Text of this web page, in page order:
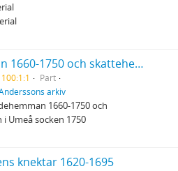
Ödehemman 1660-1750 och skattehemman i Umeå socken 1750
Part
arkiv
1660-1750 och
Umeå socken 1750
knektar 1620-1695